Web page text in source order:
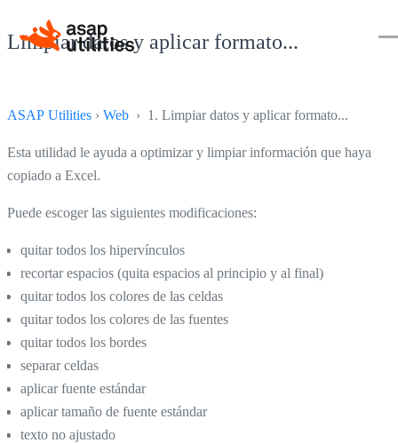
Limpiar datos y aplicar formato...
ASAP Utilities › Web › 1. Limpiar datos y aplicar formato...
Esta utilidad le ayuda a optimizar y limpiar información que haya
copiado a Excel.
Puede escoger las siguientes modificaciones:
quitar todos los hipervínculos
recortar espacios (quita espacios al principio y al final)
quitar todos los colores de las celdas
quitar todos los colores de las fuentes
quitar todos los bordes
separar celdas
aplicar fuente estándar
aplicar tamaño de fuente estándar
texto no ajustado